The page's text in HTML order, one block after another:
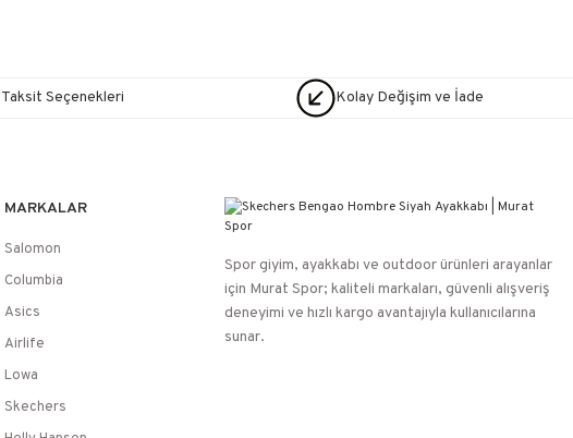
Taksit Seçenekleri Kolay Değişim ve İade
MARKALAR
Salomon
Columbia
Asics
Airlife
Lowa
Skechers
Spor giyim, ayakkabı ve outdoor ürünleri arayanlar
için Murat Spor; kaliteli markaları, güvenli alışveriş
deneyimi ve hızlı kargo avantajıyla kullanıcılarına
sunar.